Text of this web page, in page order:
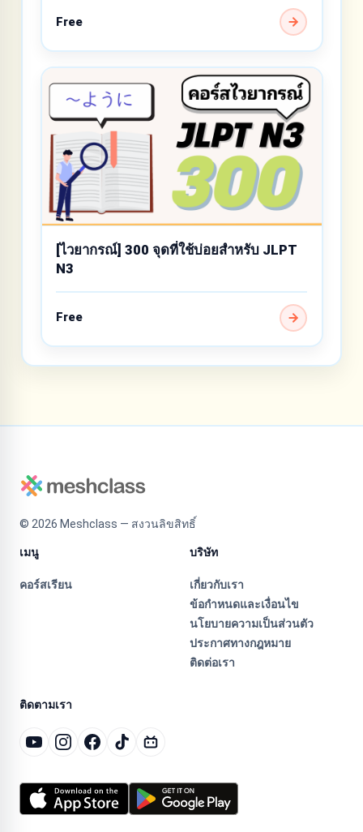
Free
[ไวยากรณ์] 300 จุดที่ใช้บ่อยสำหรับ JLPT
N3
Free
© 2026 Meshclass — สงวนลิขสิทธิ์
เมนู
คอร์สเรียน
บริษัท
เกี่ยวกับเรา
ข้อกำหนดและเงื่อนไข
นโยบายความเป็นส่วนตัว
ประกาศทางกฎหมาย
ติดต่อเรา
ติดตามเรา